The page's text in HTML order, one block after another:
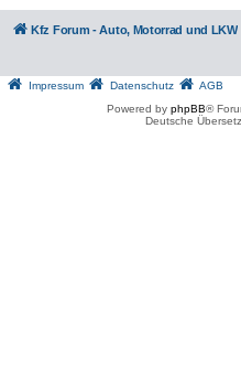
Kfz Forum - Auto, Motorrad und LKW
Impressum Datenschutz
AGB
Powered by phpBB®
Deutsche